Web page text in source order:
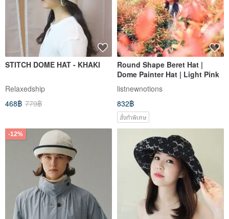
STITCH DOME HAT - KHAKI
Relaxedship
468฿ 779฿
Round Shape Beret Hat |
Dome Painter Hat | Light Pink
listnewnotions
832฿
สั่งทำพิเศษ
-12%